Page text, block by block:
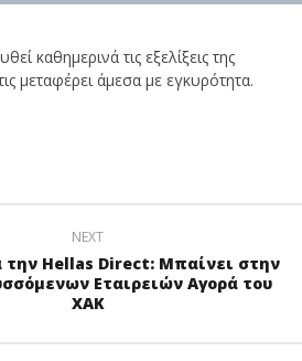
καθημερινά τις εξελίξεις της
μεταφέρει άμεσα με εγκυρότητα.
NEXT
την Hellas Direct: Μπαίνει στην
Εταιρειών Αγορά του
ΧΑΚ